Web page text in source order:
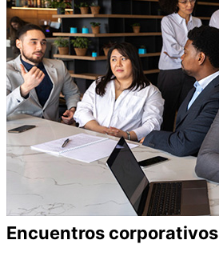
Encuentros corporativos